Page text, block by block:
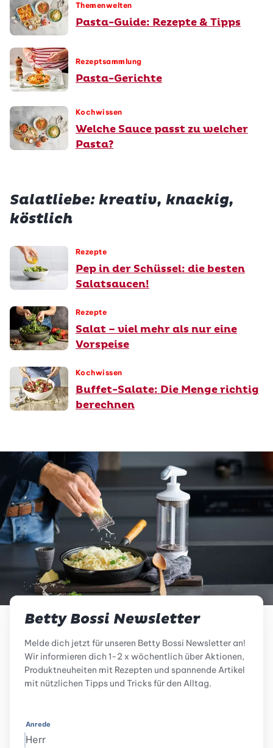
Themenwelten
Pasta-Guide: Rezepte & Tipps
Rezeptsammlung
Pasta-Gerichte
Kochwissen
Welche Sauce passt zu welcher
Pasta?
Salatliebe: kreativ, knackig,
köstlich
Rezepte
Pep in der Schüssel: die besten
Salatsaucen!
Rezepte
Salat – viel mehr als nur eine
Vorspeise
Kochwissen
Buffet-Salate: Die Menge richtig
berechnen
Betty Bossi Newsletter
Melde dich jetzt für unseren Betty Bossi Newsletter an!
Wir informieren dich 1-2 x wöchentlich über Aktionen,
Produktneuheiten mit Rezepten und spannende Artikel
mit nützlichen Tipps und Tricks für den Alltag.
Anrede
Herr